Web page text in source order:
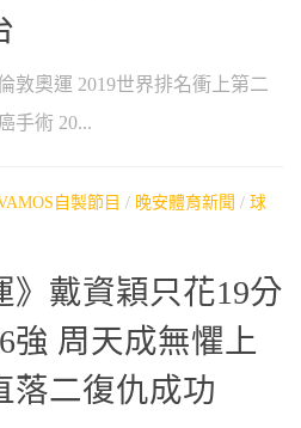
敦奧運 2019世界排名衝上第二
手術 20...
自製節目 / 晚安體育新聞 / 球
》戴資穎只花19分
強 周天成無懼上
落二復仇成功